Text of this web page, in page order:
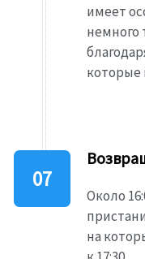
имеет
немного
которые
Около
на